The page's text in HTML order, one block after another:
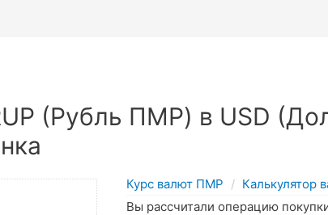
(Рубль ПМР) в USD
Курс валют ПМР Калькулятор
Вы рассчитали операцию